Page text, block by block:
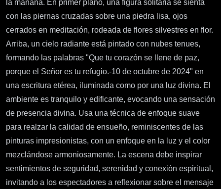
la mañana. En primer plano, una figura solitaria se sienta
con las piernas cruzadas sobre una piedra lisa, ojos
cerrados en meditación, rodeada de flores silvestres en flor.
Arriba, un cielo radiante está pintado con nubes tenues,
formando las palabras "Que tu corazón se llene de paz,
porque el Señor es tu refugio.-10 de octubre de 2024" en
una escritura etérea, iluminada como por una luz divina. El
ambiente es tranquilo y edificante, evocando una sensación
de presencia divina. Usa una técnica de enfoque suave
para realzar la calidad de ensueño, reminiscentes de las
pinturas impresionistas, con un enfoque en la luz y el color
mezclándose armoniosamente. La escena debe inspirar
sentimientos de seguridad, serenidad y conexión espiritual,
invitando a los espectadores a reflexionar sobre el mensaje